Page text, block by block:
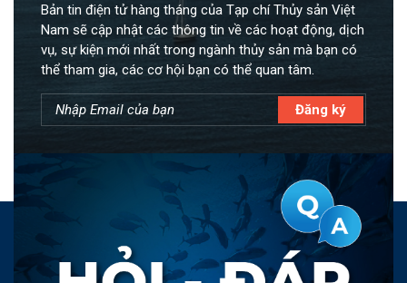
Bản tin điện tử hàng tháng của Tạp chí Thủy sản Việt
Nam sẽ cập nhật các thông tin về các hoạt động, dịch
vụ, sự kiện mới nhất trong ngành thủy sản mà bạn có
thể tham gia, các cơ hội bạn có thể quan tâm.